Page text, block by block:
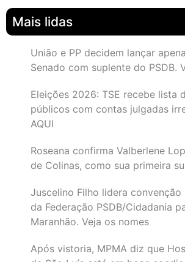
Mais lidas
União e PP decidem lançar
Senado com suplente do PSDB.
Eleições 2026: TSE recebe lista
públicos com contas julgadas
AQUI
Roseana confirma Valberlene
de Colinas, como sua primeira
Juscelino Filho lidera
da Federação PSDB/Cidadania
Maranhão. Veja os nomes
Após vistoria, MPMA diz que